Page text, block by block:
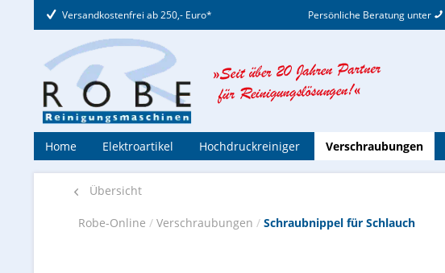
Versandkostenfrei ab 250,- Euro* Persönliche Beratung unter
Home Elektroartikel Hochdruckreiniger Verschraubungen
Übersicht
Robe-Online / Verschraubungen / Schraubnippel für Schlauch